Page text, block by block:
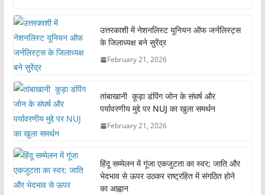
c
e
b
o
k
er s
A
p
p
e
उत्तरकाशी में नेशनलिस्ट यूनियन ऑफ जर्नलिस्ट्स
के जिलाध्यक्ष बने सुरेंद्र
February 21, 2026
तांबाखानी कूड़ा डंपिंग जोन के संघर्ष और
पर्यावरणीय मुद्दे पर NUJ का खुला समर्थन
February 21, 2026
हिंदू सम्मेलन में गूंजा एकजुटता का स्वर; जाति और
भेदभाव से ऊपर उठकर राष्ट्रहित में संगठित होने
का आह्वान